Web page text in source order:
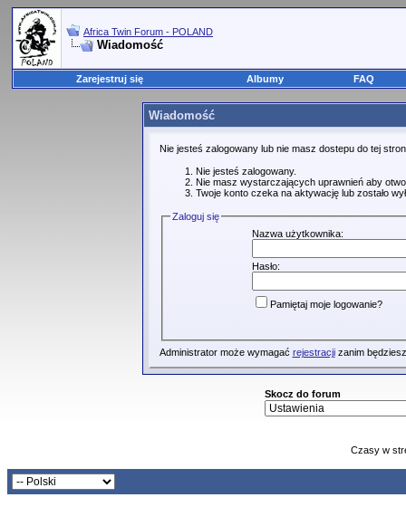
Africa Twin Forum - POLAND
Wiadomość
Zarejestruj się Albumy FAQ
Wiadomość
Nie jesteś zalogowany lub nie masz dostepu do tej
Nie jesteś zalogowany.
Nie masz wystarczających uprawnień aby
Twoje konto czeka na aktywację lub zostało
Zaloguj się
Nazwa użytkownika:
Hasło:
Pamiętaj moje logowanie?
Administrator może wymagać rejestracjizanim
Skocz do forum
Czasy w